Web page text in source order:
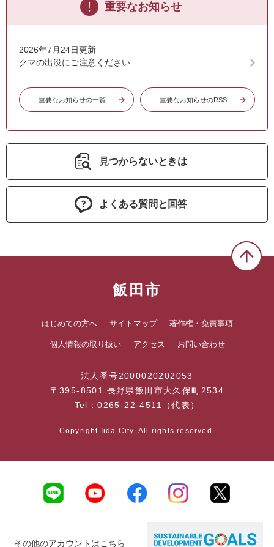
重要なお知らせ
2026年7月24日更新
クマの出没にご注意ください
重要なお知らせの一覧 重要なお知らせのRSS
見つからないときは
よくある質問と回答
飯田市
はじめての方へ サイトマップ 著作権・免責事項
個人情報の取り扱い アクセス お問い合わせ
法人番号2000020202053
〒395-8501 長野県飯田市大久保町2534
Tel：0265-22-4511（代表）
Copyright Iida City. All rights reserved.
その他のアカウントはこちら